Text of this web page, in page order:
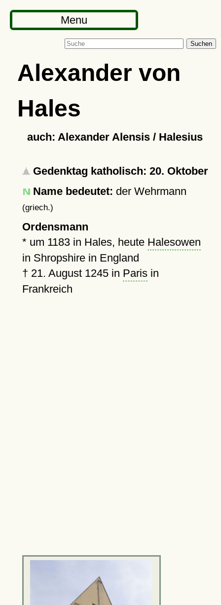
Menu
Suchen
Alexander von
Hales
auch: Alexander Alensis / Halesius
Gedenktag katholisch: 20. Oktober
Name bedeutet: der Wehrmann
(griech.)
Ordensmann
* um 1183in Hales, heute Halesowen
in Shropshire in England
† 21. August 1245in Parisin
Frankreich